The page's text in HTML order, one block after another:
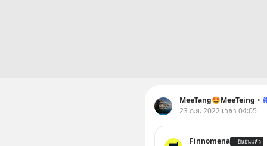
MeeTang🤩MeeTeing •
23 ก.ย. 2022 เวลา 04:05
Finnomena ยืนยันแล้ว